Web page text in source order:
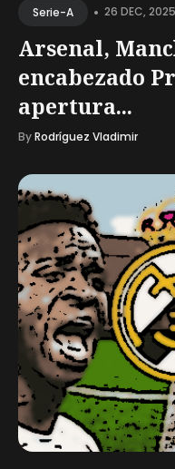
Serie-A • 26 DEC, 2025
Arsenal,
encabezado
apertura...
ByRodríguez Vladimir